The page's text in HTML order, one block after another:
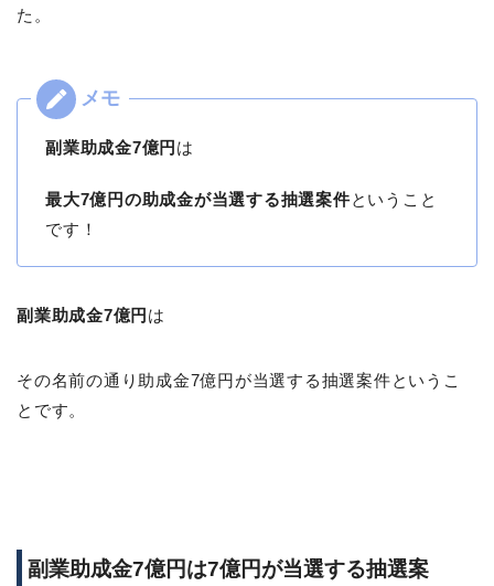
た。
副業助成金7億円 は
最大7億円の助成金が当選する抽選案件ということ
です！
副業助成金7億円 は
その名前の通り助成金7億円が当選する抽選案件というこ
とです。
副業助成金7億円は7億円が当選する抽選案